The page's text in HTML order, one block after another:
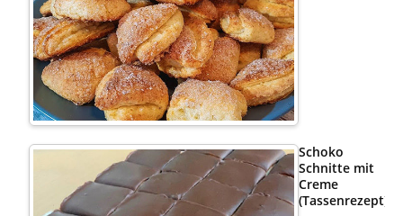
Schoko
Schnitte mit
Creme
(Tassenrezept)